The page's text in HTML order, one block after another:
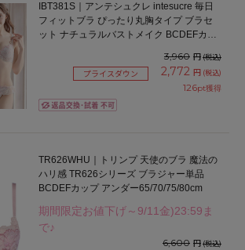
IBT381S｜アンテシュクレ intesucre 毎日
フィットブラ ぴったり丸胸タイプ ブラセ
ット ナチュラルバストメイク BCDEFカッ
3,960 円(税込)
プライスダウン 2,772 円 (税込)
126pt獲得
TR626WHU｜トリンプ 天使のブラ 魔法の
ハリ感 TR626シリーズ ブラジャー単品
BCDEFカップ アンダー65/70/75/80cm
期間限定お値下げ～9/11金)23:59ま
で♪
6,600 円(税込)